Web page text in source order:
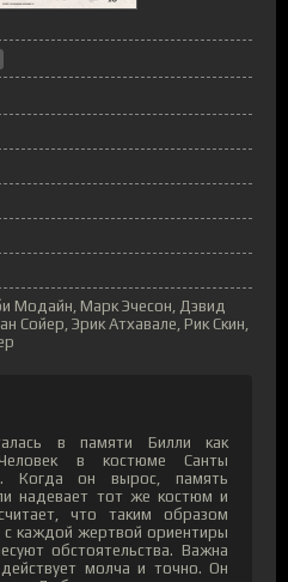
Модайн, Марк Эчесон, Дэвид
Сойер, Эрик Атхавале, Рик Скин,
в памяти Билли как
в костюме Санты
Когда он вырос, память
надевает тот же костюм и
что таким образом
с каждой жертвой ориентиры
обстоятельства. Важна
молча и точно. Он